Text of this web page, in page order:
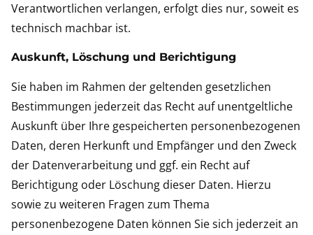
Verantwortlichen verlangen, erfolgt dies nur, soweit es
technisch machbar ist.
Auskunft, Löschung und Berichtigung
Sie haben im Rahmen der geltenden gesetzlichen
Bestimmungen jederzeit das Recht auf unentgeltliche
Auskunft über Ihre gespeicherten personenbezogenen
Daten, deren Herkunft und Empfänger und den Zweck
der Datenverarbeitung und ggf. ein Recht auf
Berichtigung oder Löschung dieser Daten. Hierzu
sowie zu weiteren Fragen zum Thema
personenbezogene Daten können Sie sich jederzeit an